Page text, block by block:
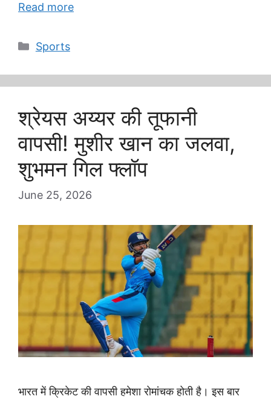
Read more
Categories
Sports
श्रेयस अय्यर की तूफानी
वापसी! मुशीर खान का जलवा,
शुभमन गिल फ्लॉप
June 25, 2026
भारत में क्रिकेट की वापसी हमेशा रोमांचक होती है। इस बार